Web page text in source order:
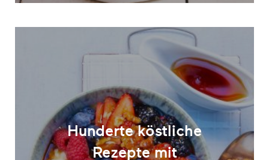
Hunderte köstliche
Rezepte mit